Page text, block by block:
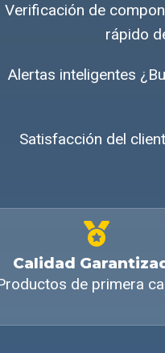
Verificación de
rápido
Alertas inteligentes
Satisfacción del
Calidad
de primera